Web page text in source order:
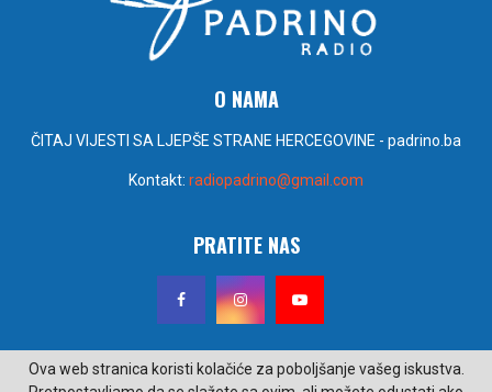
O NAMA
ČITAJ VIJESTI SA LJEPŠE STRANE HERCEGOVINE - padrino.ba
Kontakt: radiopadrino@gmail.com
PRATITE NAS
Ova web stranica koristi kolačiće za poboljšanje vašeg iskustva.